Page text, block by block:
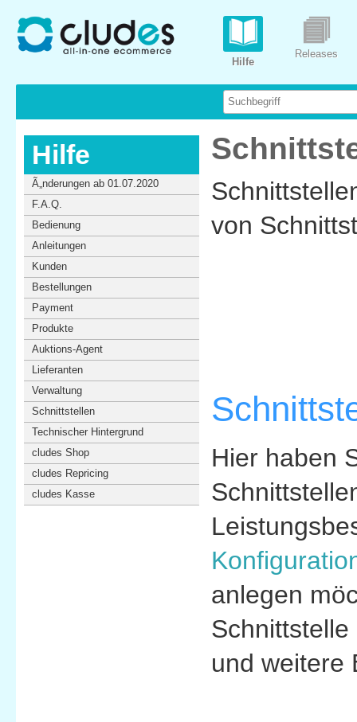
Hilfe
Releases
Hilfe
Ã„nderungen ab 01.07.2020
F.A.Q.
Bedienung
Anleitungen
Kunden
Bestellungen
Payment
Produkte
Auktions-Agent
Lieferanten
Verwaltung
Schnittstellen
Technischer Hintergrund
cludes Shop
cludes Repricing
cludes Kasse
von
Hier haben
anlegen
und weitere